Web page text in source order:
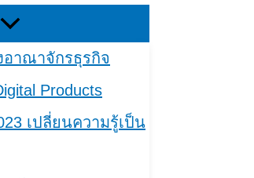
อาณาจักรธุรกิจ
Products
เปลี่ยนความรู้เป็น